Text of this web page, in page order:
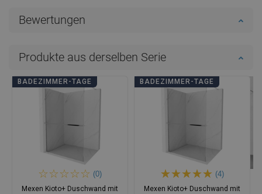
Bewertungen
Produkte aus derselben Serie
BADEZIMMER-TAGE
(0)
Mexen Kioto+ Duschwand mit
BADEZIMMER-TAGE
(4)
Mexen Kioto+ Duschwand mit